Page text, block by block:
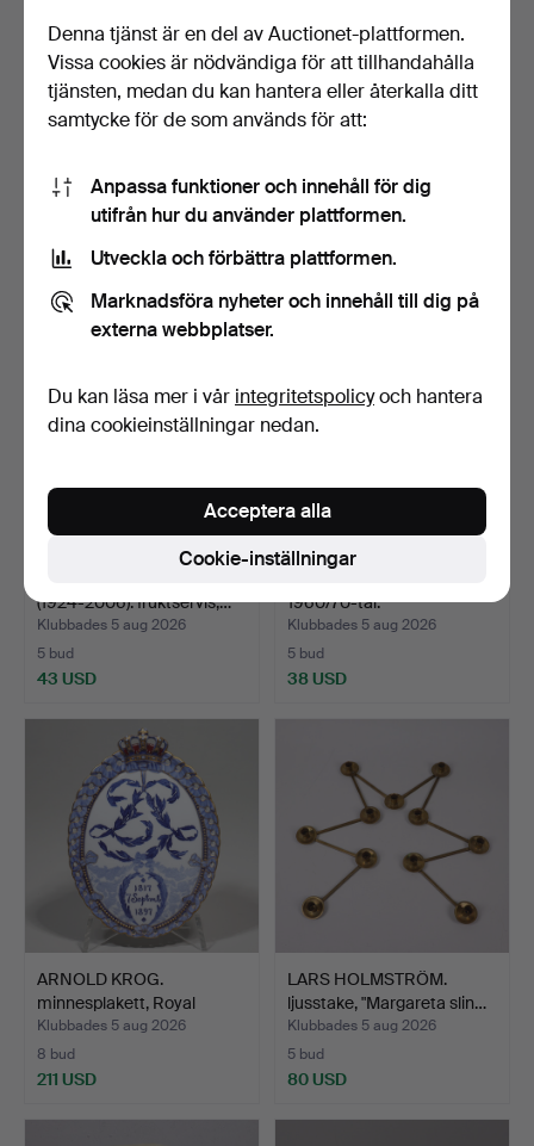
BYRÅ, rokokostil, 1900-
talets andra hälft.
Klubbades 5 aug 2026
1 bud
ANDERS OLSON (1880-
1955). olja på pannå, k…
Klubbades 5 aug 2026
4 bud
(1924-2006). fruktservis,…
Klubbades 5 aug 2026
5 bud
43 USD
1960/70-tal.
Klubbades 5 aug 2026
5 bud
38 USD
ARNOLD KROG.
minnesplakett, Royal
Copenhag…
Klubbades 5 aug 2026
8 bud
211 USD
LARS HOLMSTRÖM.
ljusstake, "Margareta slin…
Klubbades 5 aug 2026
5 bud
80 USD
Denna tjänst är en del av Auctionet-plattformen.
Vissa cookies är nödvändiga för att tillhandahålla
tjänsten, medan du kan hantera eller återkalla ditt
samtycke för de som används för att:
Anpassa funktioner och innehåll för dig
utifrån hur du använder plattformen.
Utveckla och förbättra plattformen.
Marknadsföra nyheter och innehåll till dig på
externa webbplatser.
Du kan läsa mer i vår integritetspolicyoch hantera
dina cookieinställningar nedan.
Cookie-inställningar
Acceptera alla